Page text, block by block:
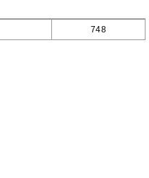
748